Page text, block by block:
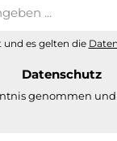
und es gelten die
Datenschutz
genommen